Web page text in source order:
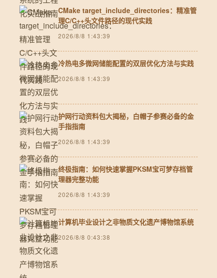
CMake target_include_directories：精准管
理C/C++头文件路径的现代实践
2026/8/8 1:43:39
冷热电多微网储能配置的双层优化方法与实践
2026/8/8 1:43:39
护网行动资料包大揭秘，白帽子参赛必备的金
手指指南
2026/8/8 1:43:39
终极指南：如何快速掌握PKSM宝可梦存档管
理器完整功能
2026/8/8 1:43:39
计算机毕业设计之非物质文化遗产博物馆系统
2026/8/8 0:43:38